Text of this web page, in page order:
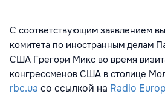
С соответствующим заявлением
комитета по иностранным делам
США Грегори Микс во время
конгрессменов США в столице
rbc.ua со ссылкой на Radio